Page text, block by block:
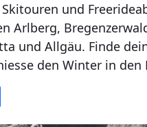
und
Arlberg,
und Allgäu. Finde
den Winter in den